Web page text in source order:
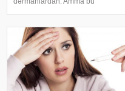
qorxularından, ümidlərindən,
yanlış bildiklərindən daha az
danışırıq. Elə buna gör